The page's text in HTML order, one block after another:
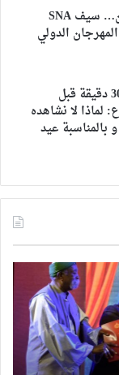
بعد حفل كبير في القصرين… سيف SNA
الدولي
علي رابح يسحر الجمهور 30 دقيقة قبل
لا نشاهده
بالمناسبة عيد